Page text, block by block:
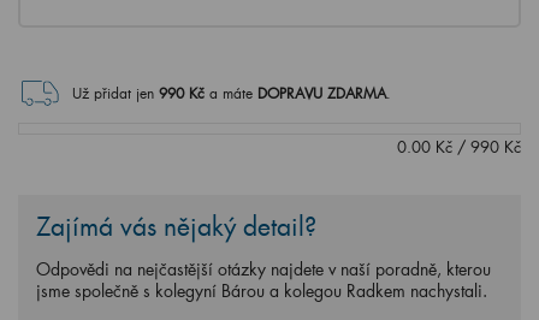
Už přidat jen 990Kč a máte DOPRAVU ZDARMA.
0.00 Kč / 990 Kč
Zajímá vás nějaký detail?
Odpovědi na nejčastější otázky najdete v naší poradně, kterou
jsme společně s kolegyní Bárou a kolegou Radkem nachystali.